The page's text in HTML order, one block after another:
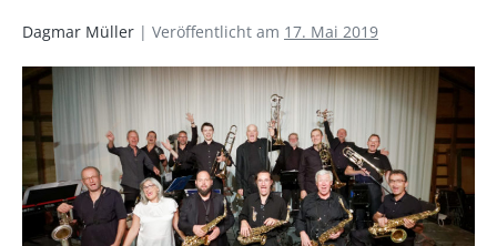
Dagmar Müller | Veröffentlicht am 17. Mai 2019